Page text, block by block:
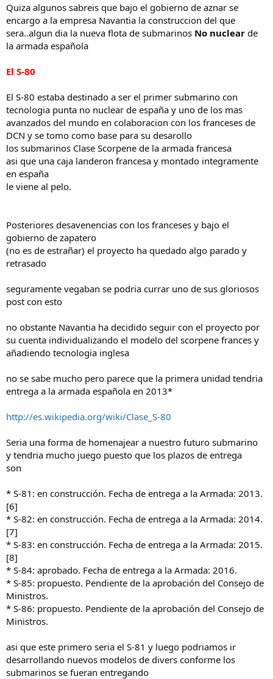
Quiza algunos sabreis que bajo el gobierno de aznar se
encargo a la empresa Navantia la construccion del que
sera..algun dia la nueva flota de submarinos No nuclear de
la armada española
El S-80
El S-80 estaba destinado a ser el primer submarino con
tecnologia punta no nuclear de españa y uno de los mas
avanzados del mundo en colaboracion con los franceses de
DCN y se tomo como base para su desarollo
los submarinos Clase Scorpene de la armada francesa
asi que una caja landeron francesa y montado integramente
en españa
le viene al pelo.
Posteriores desavenencias con los franceses y bajo el
gobierno de zapatero
(no es de estrañar) el proyecto ha quedado algo parado y
retrasado
seguramente vegaban se podria currar uno de sus gloriosos
post con esto
no obstante Navantia ha decidido seguir con el proyecto por
su cuenta individualizando el modelo del scorpene frances y
añadiendo tecnologia inglesa
no se sabe mucho pero parece que la primera unidad tendria
entrega a la armada española en 2013*
http://es.wikipedia.org/wiki/Clase_S-80
Seria una forma de homenajear a nuestro futuro submarino
y tendria mucho juego puesto que los plazos de entrega
son
* S-81: en construcción. Fecha de entrega a la Armada: 2013.
[6]
* S-82: en construcción. Fecha de entrega a la Armada: 2014.
[7]
* S-83: en construcción. Fecha de entrega a la Armada: 2015.
[8]
* S-84: aprobado. Fecha de entrega a la Armada: 2016.
* S-85: propuesto. Pendiente de la aprobación del Consejo de
Ministros.
* S-86: propuesto. Pendiente de la aprobación del Consejo de
Ministros.
asi que este primero seria el S-81 y luego podriamos ir
desarrollando nuevos modelos de divers conforme los
submarinos se fueran entregando